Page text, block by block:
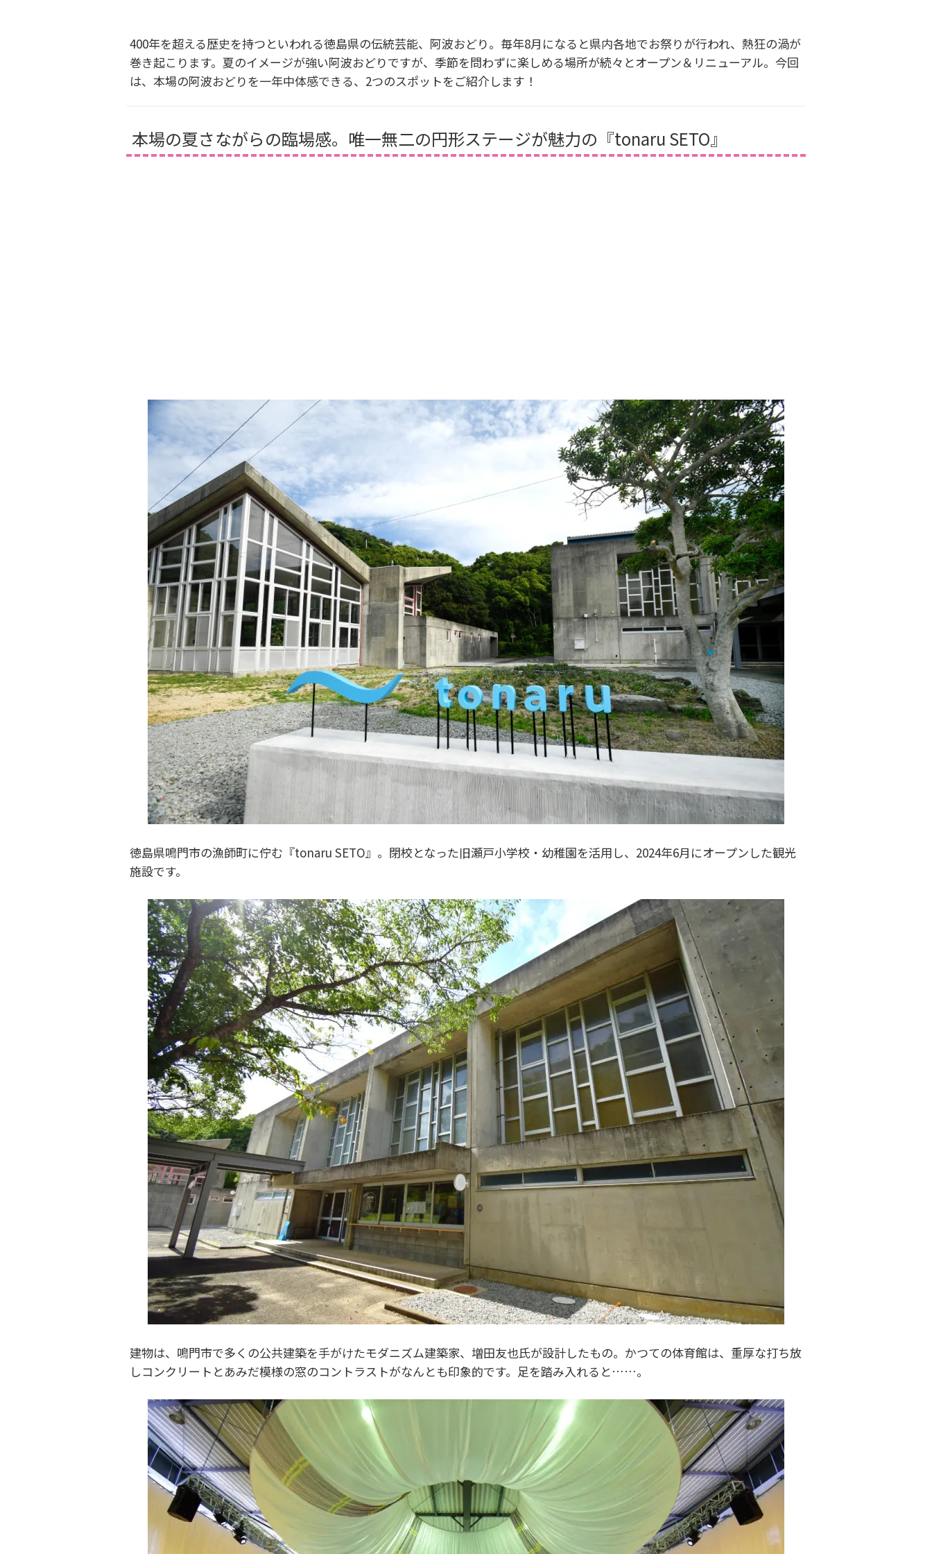
400年を超える歴史を持つといわれる徳島県の伝統芸能、阿波おどり。毎年8月になると県内各地でお祭りが行われ、熱狂の渦が
巻き起こります。夏のイメージが強い阿波おどりですが、季節を問わずに楽しめる場所が続々とオープン＆リニューアル。今回
は、本場の阿波おどりを一年中体感できる、2つのスポットをご紹介します！
本場の夏さながらの臨場感。唯一無二の円形ステージが魅力の『tonaru SETO』
徳島県鳴門市の漁師町に佇む『tonaru SETO』。閉校となった旧瀬戸小学校・幼稚園を活用し、2024年6月にオープンした観光
施設です。
建物は、鳴門市で多くの公共建築を手がけたモダニズム建築家、増田友也氏が設計したもの。かつての体育館は、重厚な打ち放
しコンクリートとあみだ模様の窓のコントラストがなんとも印象的です。足を踏み入れると……。